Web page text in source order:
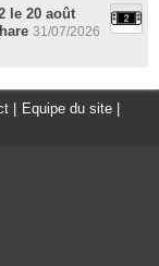
le 20 août
31/07/2026
Equipe du site